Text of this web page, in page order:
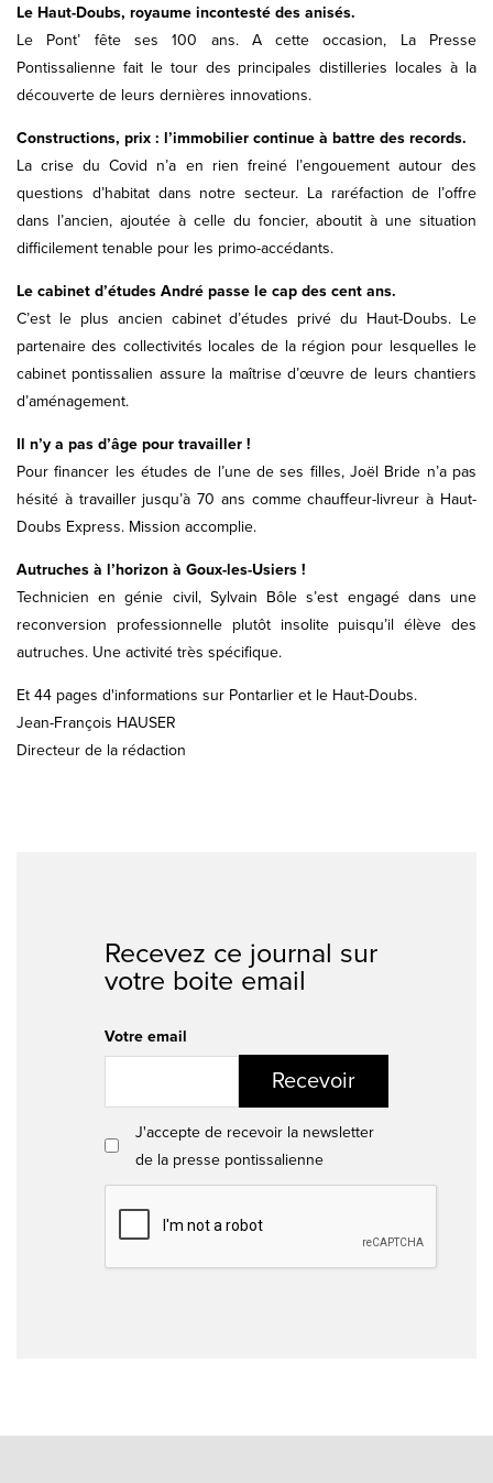
Le Haut-Doubs, royaume incontesté des anisés.
Le Pont’ fête ses 100 ans. A cette occasion, La Presse
Pontissalienne fait le tour des principales distilleries locales à la
découverte de leurs dernières innovations.
Constructions, prix : l’immobilier continue à battre des records.
La crise du Covid n’a en rien freiné l’engouement autour des
questions d’habitat dans notre secteur. La raréfaction de l’offre
dans l’ancien, ajoutée à celle du foncier, aboutit à une situation
difficilement tenable pour les primo-accédants.
Le cabinet d’études André passe le cap des cent ans.
C’est le plus ancien cabinet d’études privé du Haut-Doubs. Le
partenaire des collectivités locales de la région pour lesquelles le
cabinet pontissalien assure la maîtrise d’œuvre de leurs chantiers
d’aménagement.
Il n’y a pas d’âge pour travailler !
Pour financer les études de l’une de ses filles, Joël Bride n’a pas
hésité à travailler jusqu’à 70 ans comme chauffeur-livreur à Haut-
Doubs Express. Mission accomplie.
Autruches à l’horizon à Goux-les-Usiers !
Technicien en génie civil, Sylvain Bôle s’est engagé dans une
reconversion professionnelle plutôt insolite puisqu’il élève des
autruches. Une activité très spécifique.
Et 44 pages d'informations sur Pontarlier et le Haut-Doubs.
Jean-François HAUSER
Directeur de la rédaction
Recevez ce journal sur
votre boite email
Votre email
Recevoir
J'accepte de recevoir la newsletter
de la presse pontissalienne